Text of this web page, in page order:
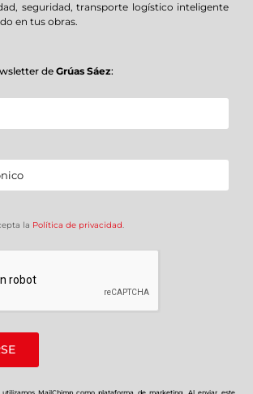
seguridad, transporte logístico inteligente
en tus obras.
de Grúas Sáez:
la Política de privacidad.